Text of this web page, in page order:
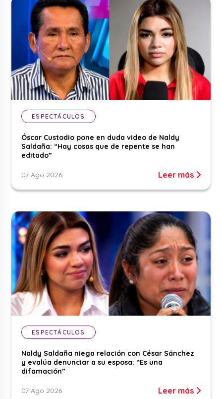
ESPECTÁCULOS
Óscar Custodio pone en duda video de Naldy
Saldaña: “Hay cosas que de repente se han
editado”
07 Ago 2026 Leer más
ESPECTÁCULOS
Naldy Saldaña niega relación con César Sánchez
y evalúa denunciar a su esposa: “Es una
difamación”
07 Ago 2026 Leer más